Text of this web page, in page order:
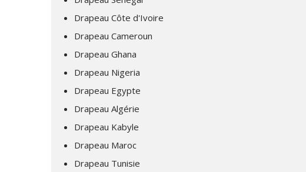
Drapeau Côte d'Ivoire
Drapeau Cameroun
Drapeau Ghana
Drapeau Nigeria
Drapeau Egypte
Drapeau Algérie
Drapeau Kabyle
Drapeau Maroc
Drapeau Tunisie